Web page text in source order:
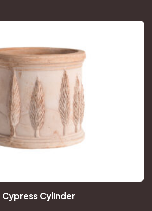
Cypress Cylinder